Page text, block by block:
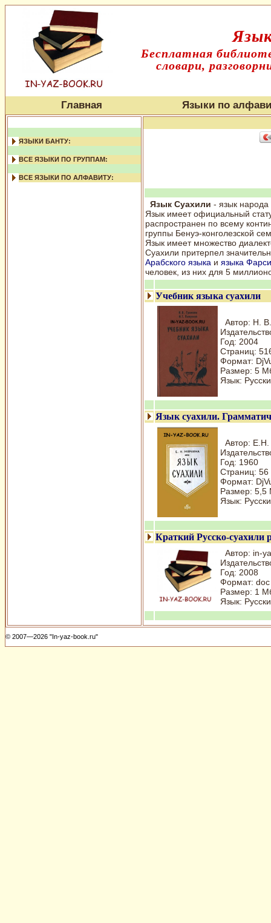
Бесплатная
словари,
Главная Языки по
ЯЗЫКИ БАНТУ:
ВСЕ ЯЗЫКИ ПО ГРУППАМ:
ВСЕ ЯЗЫКИ ПО АЛФАВИТУ:
Язык Суахили - язык
Язык имеет официальный
распространен по всему
группы Бенуэ-конголезской
Язык имеет множество
Суахили притерпел
Арабского языка и языка Фарси
человек, из них для 5
Учебник языка суахили
Автор: Н.
Год: 2004
Страниц:
Формат:
Размер: 5
Язык:
Язык суахили.
Автор:
Год: 1960
Страниц: 56
Формат:
Размер: 5,5
Язык:
Краткий Русско-суахили
Автор: in-
Год: 2008
Формат: doc
Размер: 1
Язык:
© 2007—2026 "In-yaz-book.ru"